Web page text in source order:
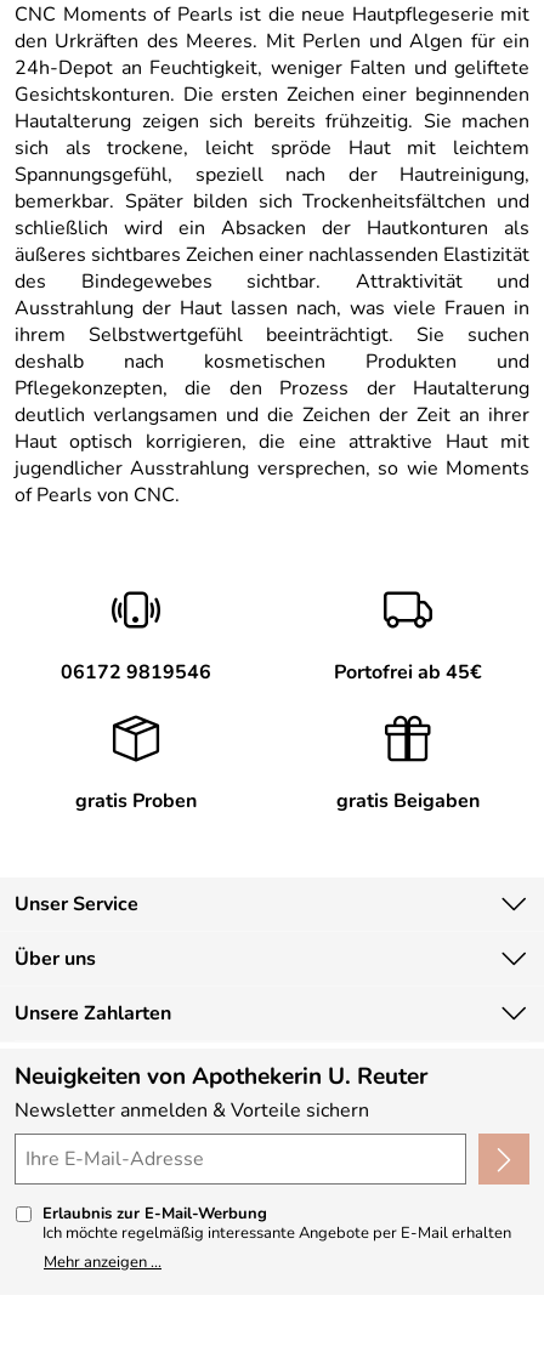
CNC Moments of Pearls ist die neue Hautpflegeserie mit
den Urkräften des Meeres. Mit Perlen und Algen für ein
24h-Depot an Feuchtigkeit, weniger Falten und geliftete
Gesichtskonturen. Die ersten Zeichen einer beginnenden
Hautalterung zeigen sich bereits frühzeitig. Sie machen
sich als trockene, leicht spröde Haut mit leichtem
Spannungsgefühl, speziell nach der Hautreinigung,
bemerkbar. Später bilden sich Trockenheitsfältchen und
schließlich wird ein Absacken der Hautkonturen als
äußeres sichtbares Zeichen einer nachlassenden Elastizität
des Bindegewebes sichtbar. Attraktivität und
Ausstrahlung der Haut lassen nach, was viele Frauen in
ihrem Selbstwertgefühl beeinträchtigt. Sie suchen
deshalb nach kosmetischen Produkten und
Pflegekonzepten, die den Prozess der Hautalterung
deutlich verlangsamen und die Zeichen der Zeit an ihrer
Haut optisch korrigieren, die eine attraktive Haut mit
jugendlicher Ausstrahlung versprechen, so wie Moments
of Pearls von CNC.
06172 9819546 Portofrei ab 45€
gratis Proben gratis Beigaben
Unser Service
Kontakt
Lieferbedingungen
Kundenlogin
Über uns
Unsere Bestseller
Neu
Angebote
Made in Germany
4,9/5*****
Unsere Zahlarten
Neuigkeiten von Apothekerin U. Reuter
Newsletter anmelden & Vorteile sichern
Erlaubnis zur E-Mail-Werbung
Ich möchte regelmäßig interessante Angebote per E-Mail erhalten
und ausserdem nach Erhalt meiner Bestellung an die Möglichkeit zur
Abgabe einer Produktbewertung erinnert werden. Meine
Mehr anzeigen ...